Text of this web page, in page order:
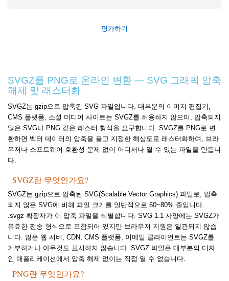
평가하기
SVGZ를 PNG로 온라인 변환 — SVG 그래픽 압축
해제 및 래스터화
SVGZ는 gzip으로 압축된 SVG 파일입니다. 대부분의 이미지 편집기,
CMS 플랫폼, 소셜 미디어 사이트는 SVGZ를 허용하지 않으며, 압축되지
않은 SVG나 PNG 같은 래스터 형식을 요구합니다. SVGZ를 PNG로 변
환하면 벡터 데이터의 압축을 풀고 지정한 해상도로 래스터화하여, 브라
우저나 소프트웨어 호환성 문제 없이 어디서나 열 수 있는 파일을 만듭니
다.
SVGZ란 무엇인가요?
SVGZ는 gzip으로 압축된 SVG(Scalable Vector Graphics) 파일로, 압축
되지 않은 SVG에 비해 파일 크기를 일반적으로 60~80% 줄입니다.
.svgz 확장자가 이 압축 파일을 식별합니다. SVG 1.1 사양에는 SVGZ가
유효한 전송 형식으로 포함되어 있지만 브라우저 지원은 일관되지 않습
니다. 많은 웹 서버, CDN, CMS 플랫폼, 이메일 클라이언트는 SVGZ를
거부하거나 아무것도 표시하지 않습니다. SVGZ 파일은 대부분의 디자
인 애플리케이션에서 압축 해제 없이는 직접 열 수 없습니다.
PNG란 무엇인가요?